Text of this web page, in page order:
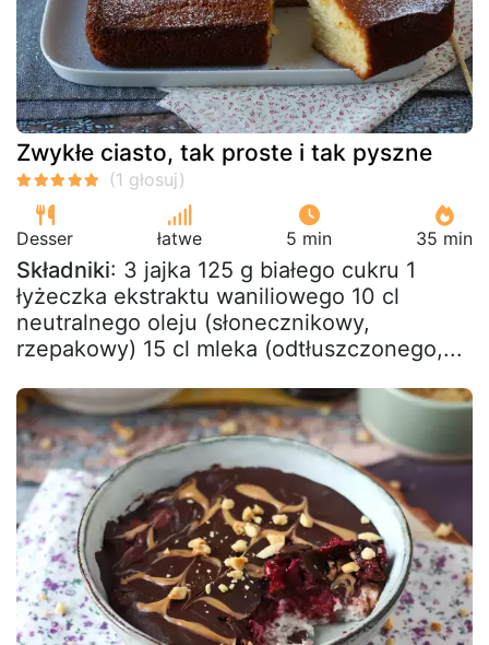
Zwykłe ciasto, tak proste i tak pyszne
Desser łatwe 5 min 35 min
Składniki: 3 jajka 125 g białego cukru 1
łyżeczka ekstraktu waniliowego 10 cl
neutralnego oleju (słonecznikowy,
rzepakowy) 15 cl mleka (odtłuszczonego,...